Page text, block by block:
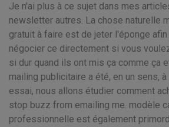
Je n'ai plus à ce sujet dans mes
newsletter autres. La chose naturelle
gratuit à faire est de jeter l'éponge
négocier ce directement si vous
si dur quand ils ont mis ça comme ça
mailing publicitaire a été, en un sens,
essai, nous allons étudier comment
stop buzz from emailing me. modèle
professionnelle est également